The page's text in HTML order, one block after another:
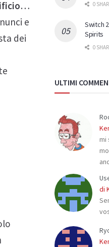
…
e
dei
0
Switch
Spirits
0
ULTIMI
mi
di